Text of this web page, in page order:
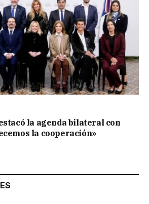
la agenda bilateral con
la cooperación»